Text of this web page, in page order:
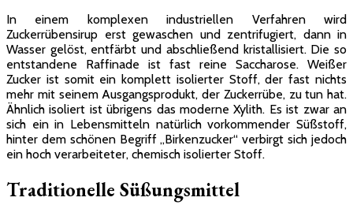
In einem komplexen industriellen Verfahren wird
Zuckerrübensirup erst gewaschen und zentrifugiert, dann in
Wasser gelöst, entfärbt und abschließend kristallisiert. Die so
entstandene Raffinade ist fast reine Saccharose. Weißer
Zucker ist somit ein komplett isolierter Stoff, der fast nichts
mehr mit seinem Ausgangsprodukt, der Zuckerrübe, zu tun hat.
Ähnlich isoliert ist übrigens das moderne Xylith. Es ist zwar an
sich ein in Lebensmitteln natürlich vorkommender Süßstoff,
hinter dem schönen Begriff „Birkenzucker“ verbirgt sich jedoch
ein hoch verarbeiteter, chemisch isolierter Stoff.
Traditionelle Süßungsmittel